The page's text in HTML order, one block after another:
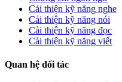
Cải thiện kỹ năng nghe
Cải thiện kỹ năng nói
Cải thiện kỹ năng đọc
Cải thiện kỹ năng viết
Quan hệ đối tác